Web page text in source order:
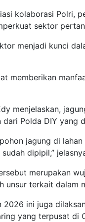
kolaborasi Polri,
sektor
menjadi kunci
memberikan
menjelaskan,
dari Polda DIY yang
jagung di
dipipil,”
merupakan
unsur terkait dalam
2026 ini juga
yang terpusat di